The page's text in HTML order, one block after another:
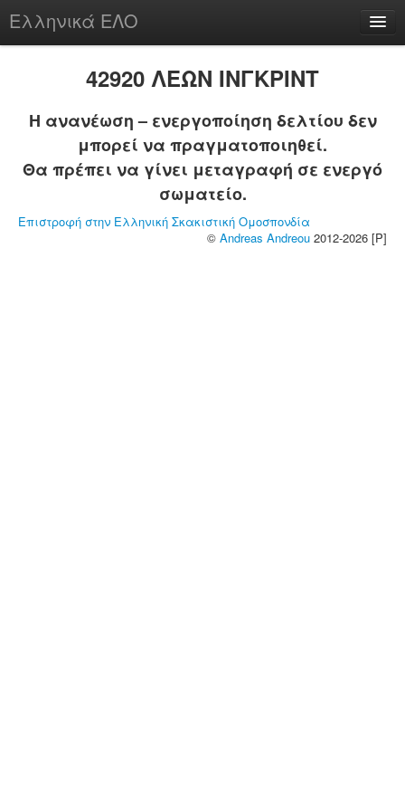
Ελληνικά ΕΛΟ
chesstu.be @ discord
Login
42920 ΛΕΩΝ ΙΝΓΚΡΙΝΤ
Η ανανέωση – ενεργοποίηση δελτίου δεν
μπορεί να πραγματοποιηθεί.
Θα πρέπει να γίνει μεταγραφή σε ενεργό
σωματείο.
Επιστροφή στην Ελληνική Σκακιστική Ομοσπονδία
© Andreas Andreou 2012-2026 [P]